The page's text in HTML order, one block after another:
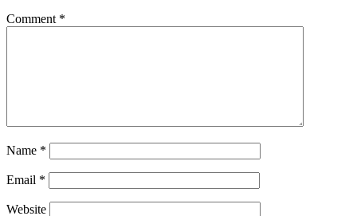
Comment *
Name *
Email *
Website